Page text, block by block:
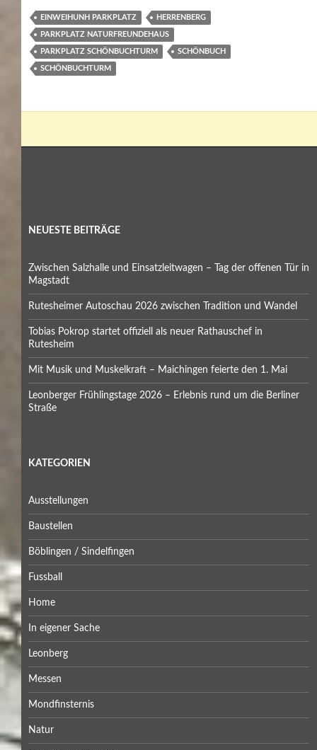
EINWEIHUNH PARKPLATZ HERRENBERG
PARKPLATZ NATURFREUNDEHAUS
PARKPLATZ SCHÖNBUCHTURM SCHÖNBUCH
SCHÖNBUCHTURM
NEUESTE BEITRÄGE
Zwischen Salzhalle und Einsatzleitwagen – Tag der offenen Tür in
Magstadt
Rutesheimer Autoschau 2026 zwischen Tradition und Wandel
Tobias Pokrop startet offiziell als neuer Rathauschef in
Rutesheim
Mit Musik und Muskelkraft – Maichingen feierte den 1. Mai
Leonberger Frühlingstage 2026 – Erlebnis rund um die Berliner
Straße
KATEGORIEN
Ausstellungen
Baustellen
Böblingen / Sindelfingen
Fussball
Home
In eigener Sache
Leonberg
Messen
Mondfinsternis
Natur